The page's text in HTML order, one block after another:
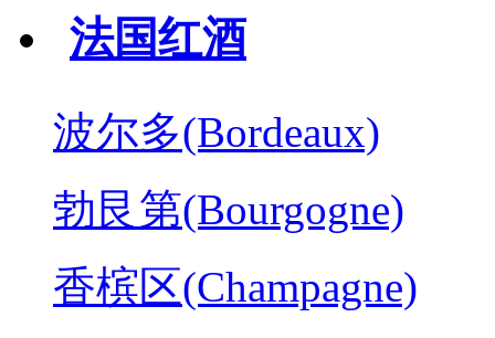
法国红酒
波尔多(Bordeaux)
勃艮第(Bourgogne)
香槟区(Champagne)